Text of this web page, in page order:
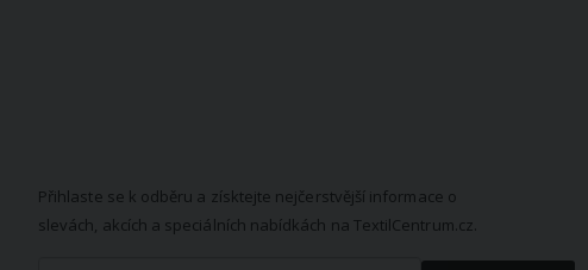
Přihlaste se k odběru a získtejte nejčerstvější informace o
slevách, akcích a speciálních nabídkách na TextilCentrum.cz.